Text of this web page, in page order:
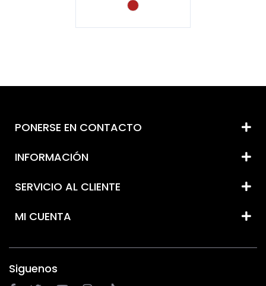
PONERSE EN CONTACTO
INFORMACIÓN
SERVICIO AL CLIENTE
MI CUENTA
Siguenos